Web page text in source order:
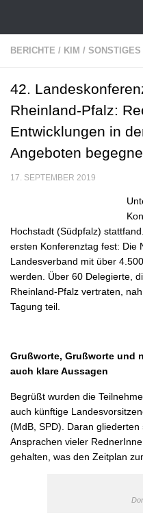
BERICHTE / KIM / SONSTIGES
42.
Rheinland-Pfalz:
Entwicklungen in
Angeboten
17. SEPTEMBER 2019
Hochstadt (Südpfalz)
ersten Konferenztag fest: Die
Landesverband mit über
werden. Über 60 Delegierte,
Rheinland-Pfalz vertraten,
Tagung teil.
Grußworte, Grußworte und
auch klare Aussagen
Begrüßt wurden die
auch künftige
(MdB, SPD). Daran
Ansprachen vieler
gehalten, was den Zeitplan